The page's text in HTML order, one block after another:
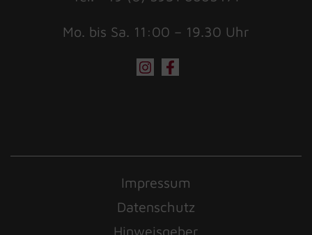
Mo. bis Sa. 11:00 – 19.30 Uhr
Impressum
Datenschutz
Hinweisgeber